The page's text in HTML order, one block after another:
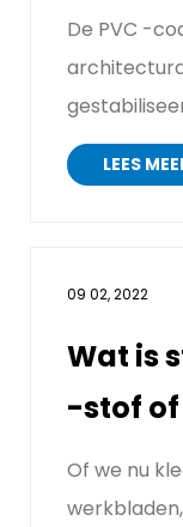
De PVC -
architecturale
heeft een
...
LEES
09 02, 2022
Wat is
-stof
Of we nu